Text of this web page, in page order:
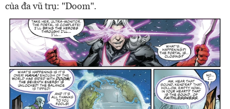
của đa vũ trụ: "Doom".